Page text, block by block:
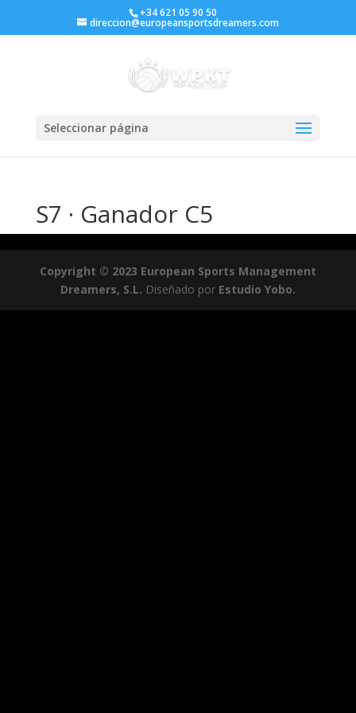
+34 621 05 90 50
direccion@europeansportsdreamers.com
Seleccionar página
S7 · Ganador C5
Copyright © 2023 European Sports Management
Dreamers, S.L. Diseñado por Estudio Yobo.